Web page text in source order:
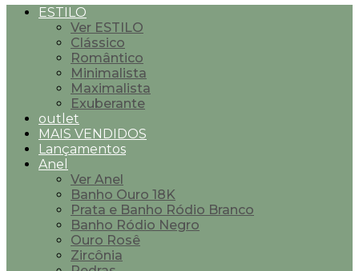
ESTILO
Ver ESTILO
Clássico
Romântico
Minimalista
Maximalista
Exuberante
outlet
MAIS VENDIDOS
Lançamentos
Anel
Ver Anel
Banho Ouro 18K
Prata e Banho Ródio Branco
Banho Ródio Negro
Ouro Rosê
Zircônia